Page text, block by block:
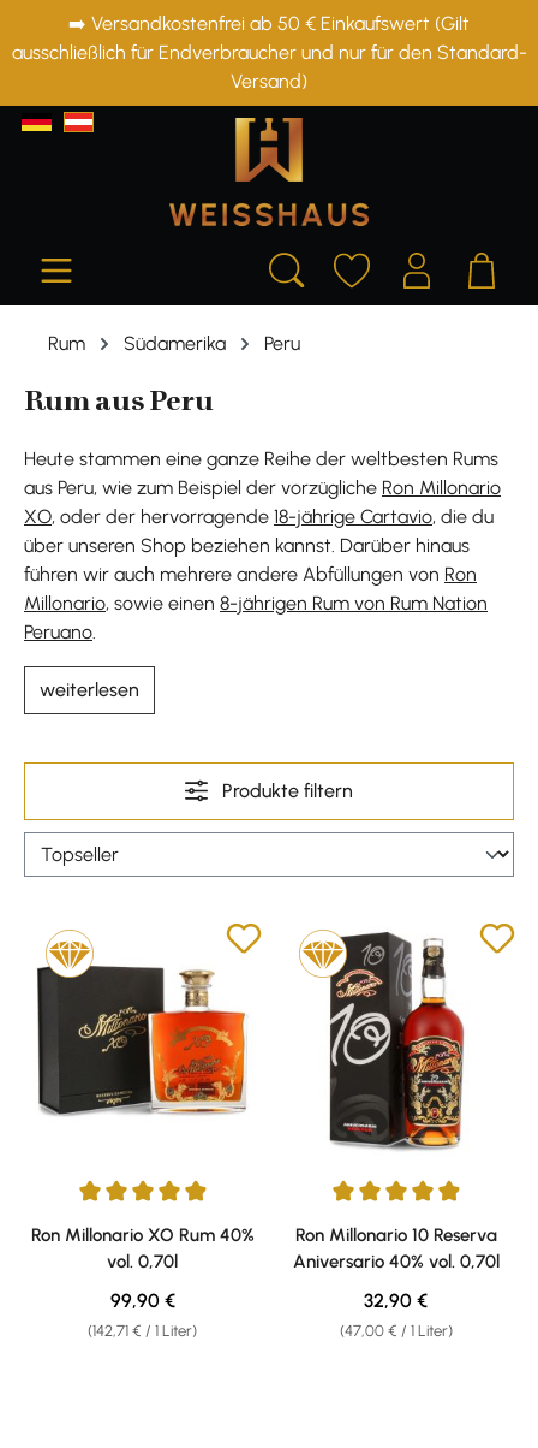
springen
➡️ Versandkostenfrei ab 50 € Einkaufswert (Gilt
ausschließlich für Endverbraucher und nur für den Standard-
Versand)
Rum Südamerika Peru
Rum aus Peru
Heute stammen eine ganze Reihe der weltbesten Rums
aus Peru, wie zum Beispiel der vorzügliche Ron Millonario
XO, oder der hervorragende 18-jährige Cartavio, die du
über unseren Shop beziehen kannst. Darüber hinaus
führen wir auch mehrere andere Abfüllungen von Ron
Millonario, sowie einen 8-jährigen Rum von Rum Nation
Peruano.
weiterlesen
Produkte filtern
Durchschnittliche Bewertung von 4.93 von 5 Sternen
Ron Millonario XO Rum 40%
vol. 0,70l
(142,71 € / 1 Liter)
Regulärer Preis:
99,90 €
Durchschnittliche Bewertung
Ron Millonario 10 Reserva
Aniversario 40% vol. 0,70l
(47,00 € / 1 Liter)
Regulärer Preis:
32,90 €